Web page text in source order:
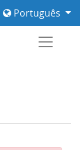
Português